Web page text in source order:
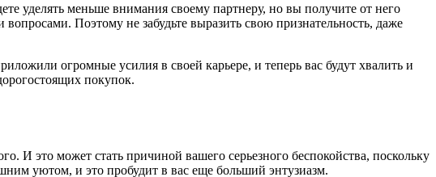
уделять меньше внимания своему партнеру, но вы получите от него
Поэтому не забудьте выразить свою признательность, даже
огромные усилия в своей карьере, и теперь вас будут хвалить и
покупок.
это может стать причиной вашего серьезного беспокойства, поскольку
уютом, и это пробудит в вас еще больший энтузиазм.